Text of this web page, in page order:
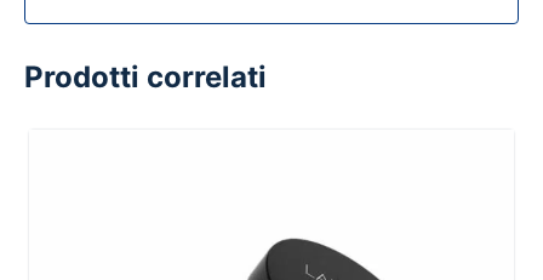
Prodotti correlati